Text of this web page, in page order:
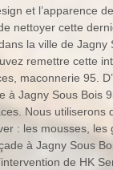
et l’apparence
nettoyer cette
la ville de Jagny
remettre cette
maconnerie 95.
à Jagny Sous Bois
Nous utiliserons
: les mousses, les
à Jagny Sous
de HK